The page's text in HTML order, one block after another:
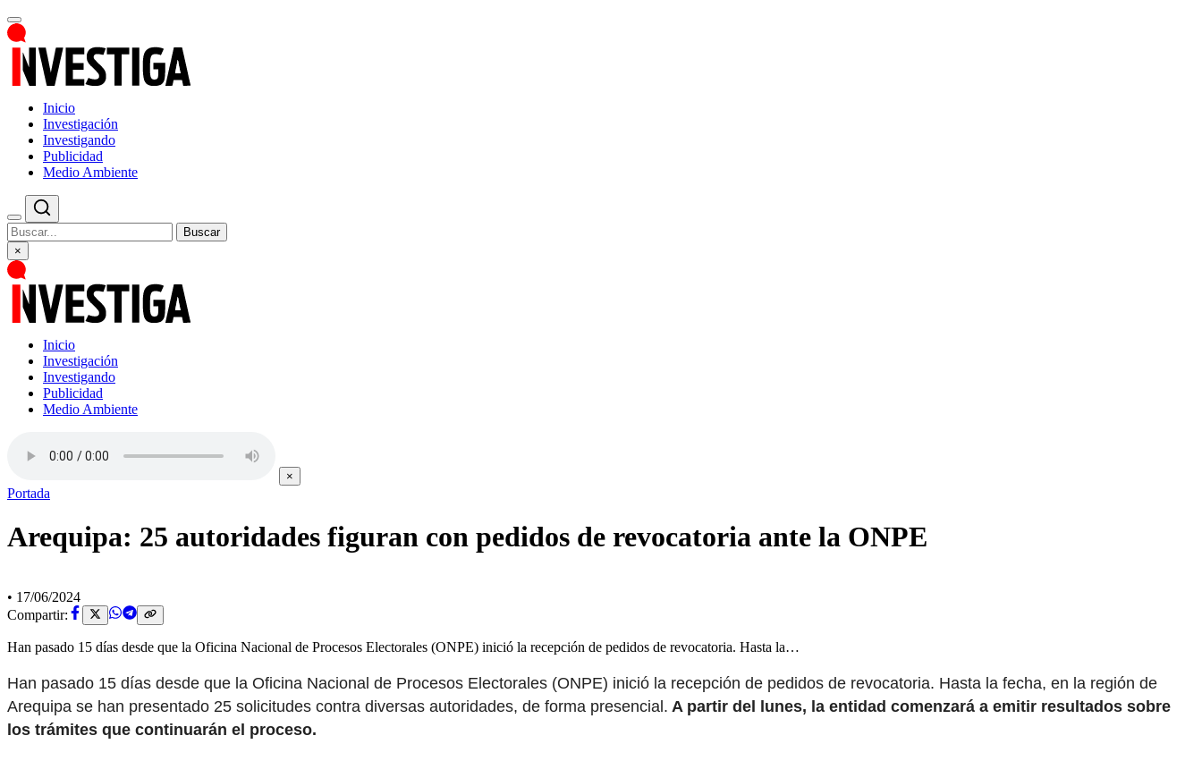
Inicio
Investigación
Investigando
Publicidad
Medio Ambiente
Buscar
×
Inicio
Investigación
Investigando
Publicidad
Medio Ambiente
×
Portada
Arequipa: 25 autoridades figuran con pedidos de revocatoria ante la ONPE
• 17/06/2024
Compartir:
Han pasado 15 días desde que la Oficina Nacional de Procesos Electorales (ONPE) inició la recepción de pedidos de revocatoria. Hasta la…
Han pasado 15 días desde que la Oficina Nacional de Procesos Electorales (ONPE) inició la recepción de pedidos de revocatoria. Hasta la fecha, en la región de
Arequipa se han presentado 25 solicitudes contra diversas autoridades, de forma presencial. A partir del lunes, la entidad comenzará a emitir resultados sobre
los trámites que continuarán el proceso.